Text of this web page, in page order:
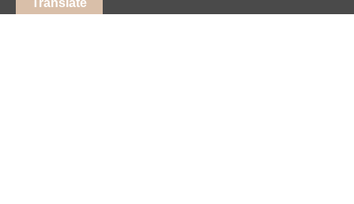
Translate